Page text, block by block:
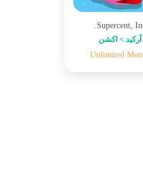
Supercent,
آرکید > اکشن
Unlimited